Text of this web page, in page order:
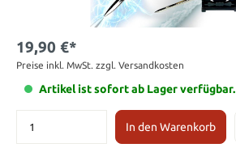
19,90 €*
Preise inkl. MwSt. zzgl. Versandkosten
Artikel ist sofort ab Lager verfügbar.
In den Warenkorb